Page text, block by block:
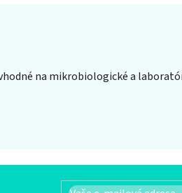
na mikrobiologické a